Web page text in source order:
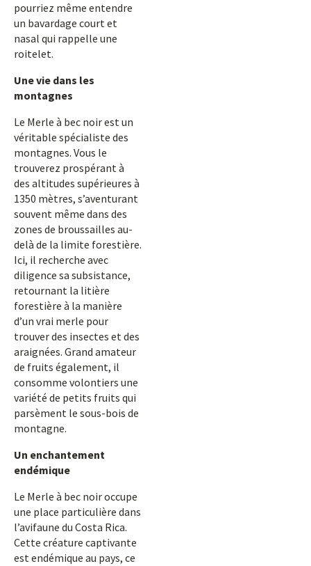
pourriez même entendre
un bavardage court et
nasal qui rappelle une
roitelet.
Une vie dans les
montagnes
Le Merle à bec noir est un
véritable spécialiste des
montagnes. Vous le
trouverez prospérant à
des altitudes supérieures à
1350 mètres, s’aventurant
souvent même dans des
zones de broussailles au-
delà de la limite forestière.
Ici, il recherche avec
diligence sa subsistance,
retournant la litière
forestière à la manière
d’un vrai merle pour
trouver des insectes et des
araignées. Grand amateur
de fruits également, il
consomme volontiers une
variété de petits fruits qui
parsèment le sous-bois de
montagne.
Un enchantement
endémique
Le Merle à bec noir occupe
une place particulière dans
l’avifaune du Costa Rica.
Cette créature captivante
est endémique au pays, ce